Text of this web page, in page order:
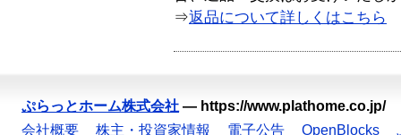
⇒返品について詳しくはこちら
ぷらっとホーム株式会社 — https://www.plathome.co.jp/
会社概要
株主・投資家情報 電子公告 OpenBlocks